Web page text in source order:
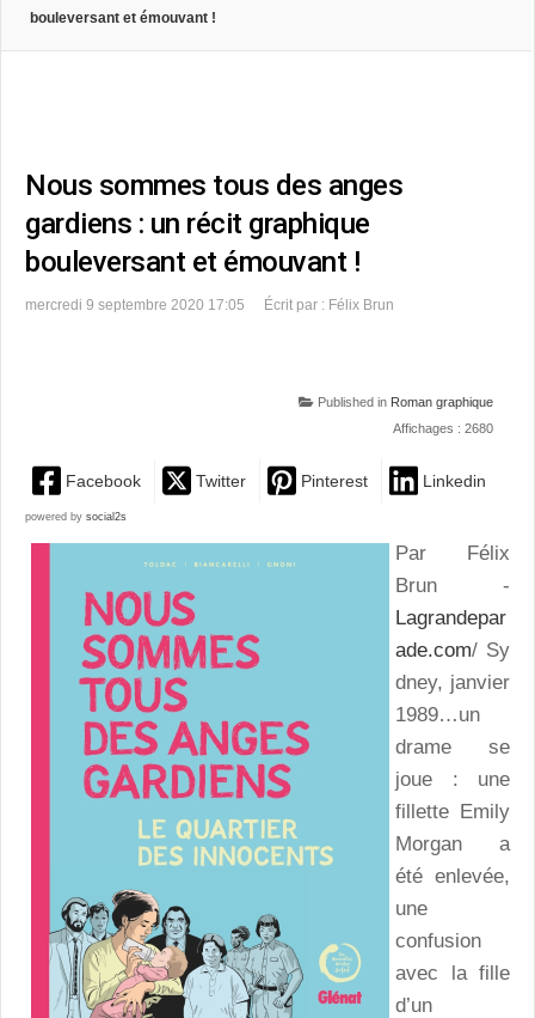
bouleversant et émouvant !
Nous sommes tous des anges
gardiens : un récit graphique
bouleversant et émouvant !
mercredi 9 septembre 2020 17:05 Écrit par : Félix Brun
Published in Roman graphique
Affichages : 2680
Facebook Twitter Pinterest Linkedin
powered by social2s
Par Félix
Brun -
Lagrandepar
ade.com/ Sy
dney, janvier
1989…un
drame se
joue : une
fillette Emily
Morgan a
été enlevée,
une
confusion
avec la fille
d’un